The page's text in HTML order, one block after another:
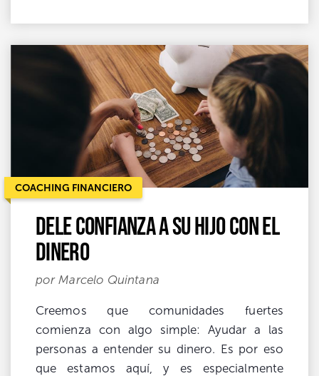
COACHING FINANCIERO
Dele confianza a su hijo con el
dinero
por Marcelo Quintana
Creemos que comunidades fuertes
comienza con algo simple: Ayudar a las
personas a entender su dinero. Es por eso
que estamos aquí, y es especialmente